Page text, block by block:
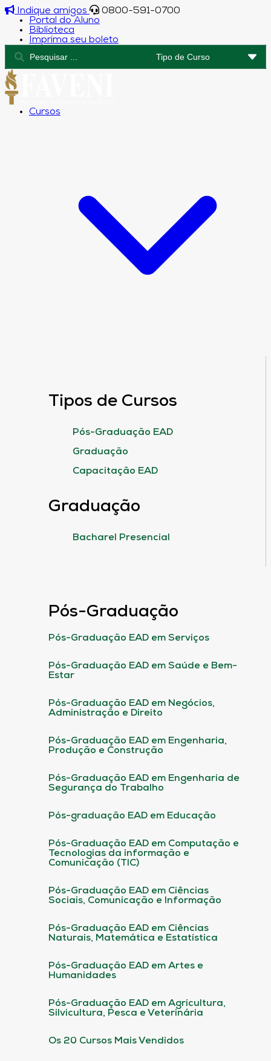
Indique amigos
0800-591-0700
Portal do Aluno
Biblioteca
Imprima seu boleto
Cursos
Tipos de Cursos
Pós-Graduação EAD
Graduação
Capacitação EAD
Graduação
Bacharel Presencial
Pós-Graduação
Pós-Graduação EAD em Serviços
Pós-Graduação EAD em Saúde e Bem-
Estar
Pós-Graduação EAD em Negócios,
Administração e Direito
Pós-Graduação EAD em Engenharia,
Produção e Construção
Pós-Graduação EAD em Engenharia de
Segurança do Trabalho
Pós-graduação EAD em Educação
Pós-Graduação EAD em Computação e
Tecnologias da informação e
Comunicação (TIC)
Pós-Graduação EAD em Ciências
Sociais, Comunicação e Informação
Pós-Graduação EAD em Ciências
Naturais, Matemática e Estatística
Pós-Graduação EAD em Artes e
Humanidades
Pós-Graduação EAD em Agricultura,
Silvicultura, Pesca e Veterinária
Os 20 Cursos Mais Vendidos